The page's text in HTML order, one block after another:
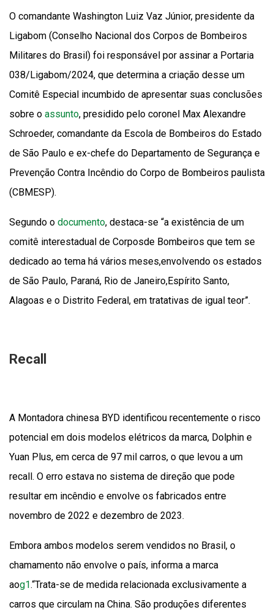
O comandante Washington Luiz Vaz Júnior, presidente da
Ligabom (Conselho Nacional dos Corpos de Bombeiros
Militares do Brasil) foi responsável por assinar a Portaria
038/Ligabom/2024, que determina a criação desse um
Comitê Especial incumbido de apresentar suas conclusões
sobre o assunto, presidido pelo coronel Max Alexandre
Schroeder, comandante da Escola de Bombeiros do Estado
de São Paulo e ex-chefe do Departamento de Segurança e
Prevenção Contra Incêndio do Corpo de Bombeiros paulista
(CBMESP).
Segundo o documento, destaca-se “a existência de um
comitê interestadual de Corposde Bombeiros que tem se
dedicado ao tema há vários meses,envolvendo os estados
de São Paulo, Paraná, Rio de Janeiro,Espírito Santo,
Alagoas e o Distrito Federal, em tratativas de igual teor”.
Recall
A Montadora chinesa BYD identificou recentemente o risco
potencial em dois modelos elétricos da marca, Dolphin e
Yuan Plus, em cerca de 97 mil carros, o que levou a um
recall. O erro estava no sistema de direção que pode
resultar em incêndio e envolve os fabricados entre
novembro de 2022 e dezembro de 2023.
Embora ambos modelos serem vendidos no Brasil, o
chamamento não envolve o país, informa a marca
aog1.“Trata-se de medida relacionada exclusivamente a
carros que circulam na China. São produções diferentes